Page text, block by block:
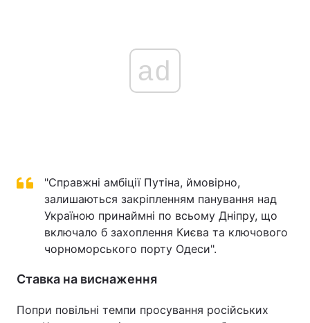
ad
"Справжні амбіції Путіна, ймовірно,
залишаються закріпленням панування над
Україною принаймні по всьому Дніпру, що
включало б захоплення Києва та ключового
чорноморського порту Одеси".
Ставка на виснаження
Попри повільні темпи просування російських